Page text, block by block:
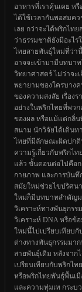
อาหารที่เราคุ้นเคย ห
ได้ใช้เวลากันพอสมค
เลย กว่าจะได้พริกไท
ว่าธรรมชาติยังมีอะไร
ไทยสายพันธุ์ใหม่ที่ว่า
อาจจะเข้ามามีบทบา
วิทยาศาสตร์ ไม่ว่าจะ
พยายามของใครบาง
ของความสงสัย เรื่อง
อย่างในพริกไทยที่พว
ของผล หรือแม้แต่กลิ่น
สนาม นักวิจัยได้เดิน
ไทยที่มีลักษณะผิดปกติ
ความรู้เกี่ยวกับพริกไท
แล้ว ขั้นตอนต่อไปคือก
กายภาพ และการบัน
สมัยใหม่ช่วยไขปริศน
ใหม่ก็มีบทบาทสำคัญม
วิเคราะห์ทางพันธุกร
วิเคราะห์ DNA หรือข้
ใหม่นี้ไปเปรียบเทียบ
ต่างทางพันธุกรรมมา
สายพันธุ์เดิม หลังจาก
เปรียบเทียบกับพริกไ
หรือพริกไทยพันธุ์พื้นเมื
และความทุ่มเท กระบ